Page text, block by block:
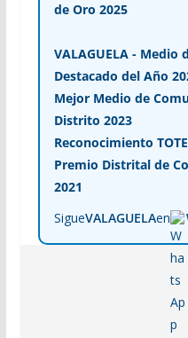
de Oro 2025
VALAGUELA - Medio
Destacado del Año
Mejor Medio de
Distrito 2023
Reconocimiento
Premio Distrital de
2021
SigueVALAGUELAen